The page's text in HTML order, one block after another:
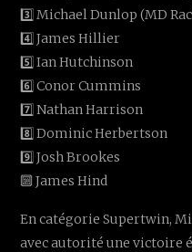
3️⃣ Michael Dunlop (MD
4️⃣ James Hillier
5️⃣ Ian Hutchinson
6️⃣ Conor Cummins
7️⃣ Nathan Harrison
8️⃣ Dominic Herbertson
9️⃣ Josh Brookes
🔟 James Hind
En catégorie Supertwin,
avec autorité une victoire